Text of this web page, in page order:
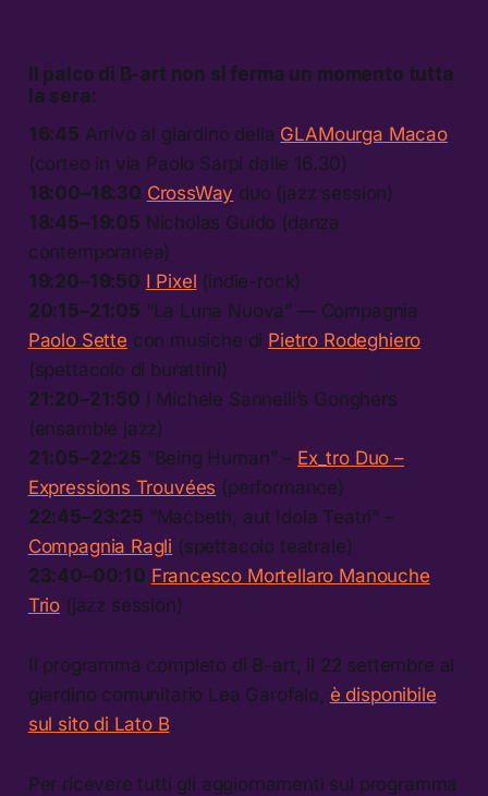
Il palco di B-art non si ferma un momento tutta
la sera:
16:45 Arrivo al giardino della GLAMourga Macao
(corteo in via Paolo Sarpi dalle 16.30)
18:00–18:30 CrossWay duo (jazz session)
18:45–19:05 Nicholas Guido (danza
contemporanea)
19:20–19:50 I Pixel (indie-rock)
20:15–21:05 “La Luna Nuova” — Compagnia
Paolo Sette con musiche di Pietro Rodeghiero
(spettacolo di burattini)
21:20–21:50 I Michele Sannelli’s Gonghers
(ensamble jazz)
21:05–22:25 “Being Human” – Ex_tro Duo –
Expressions Trouvées (performance)
22:45–23:25 “Macbeth, aut Idola Teatri” –
Compagnia Ragli (spettacolo teatrale)
23:40–00:10 Francesco Mortellaro Manouche
Trio (jazz session)
Il programma completo di B-art, il 22 settembre al
giardino comunitario Lea Garofalo, è disponibile
sul sito di Lato B.
Per ricevere tutti gli aggiornamenti sul programma